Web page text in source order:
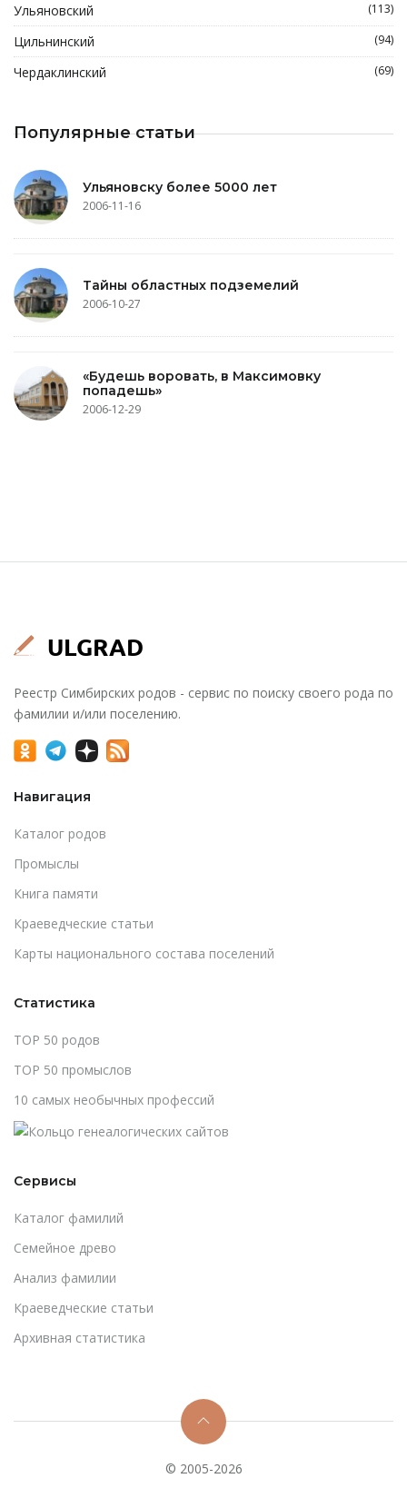
Ульяновский (113)
Цильнинский (94)
Чердаклинский (69)
Популярные статьи
Ульяновску более 5000 лет
2006-11-16
Тайны областных подземелий
2006-10-27
«Будешь воровать, в Максимовку
попадешь»
2006-12-29
Реестр Симбирских родов - сервис по поиску своего рода по
фамилии и/или поселению.
Навигация
Каталог родов
Промыслы
Книга памяти
Краеведческие статьи
Карты национального состава поселений
Статистика
TOP 50 родов
TOP 50 промыслов
10 самых необычных профессий
Сервисы
Каталог фамилий
Cемейное древо
Анализ фамилии
Краеведческие статьи
Архивная статистика
© 2005-2026